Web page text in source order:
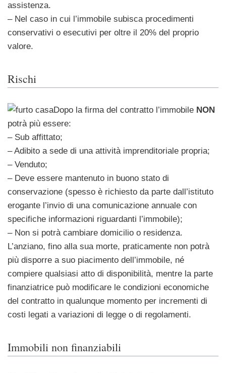
assistenza.
– Nel caso in cui l’immobile subisca procedimenti
conservativi o esecutivi per oltre il 20% del proprio
valore.
Rischi
Dopo la firma del contratto l’immobile NON
potrà più essere:
– Sub affittato;
– Adibito a sede di una attività imprenditoriale propria;
– Venduto;
– Deve essere mantenuto in buono stato di
conservazione (spesso è richiesto da parte dall’istituto
erogante l’invio di una comunicazione annuale con
specifiche informazioni riguardanti l’immobile);
– Non si potrà cambiare domicilio o residenza.
L’anziano, fino alla sua morte, praticamente non potrà
più disporre a suo piacimento dell’immobile, né
compiere qualsiasi atto di disponibilità, mentre la parte
finanziatrice può modificare le condizioni economiche
del contratto in qualunque momento per incrementi di
costi legati a variazioni di legge o di regolamenti.
Immobili non finanziabili